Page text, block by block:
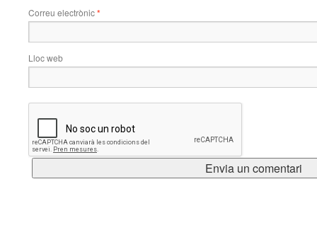
Correu electrònic*
Lloc web